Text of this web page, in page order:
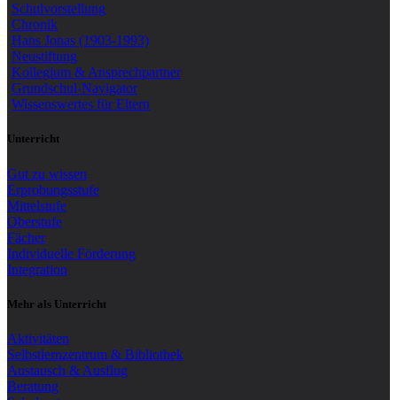
Schulvorstellung
Chronik
Hans Jonas (1903-1993)
Neustiftung
Kollegium & Ansprechpartner
Grundschul-Navigator
Wissenswertes für Eltern
Unterricht
Gut zu wissen
Erprobungsstufe
Mittelstufe
Oberstufe
Fächer
Individuelle Förderung
Integration
Mehr als Unterricht
Aktivitäten
Selbstlernzentrum & Bibliothek
Austausch & Ausflug
Beratung